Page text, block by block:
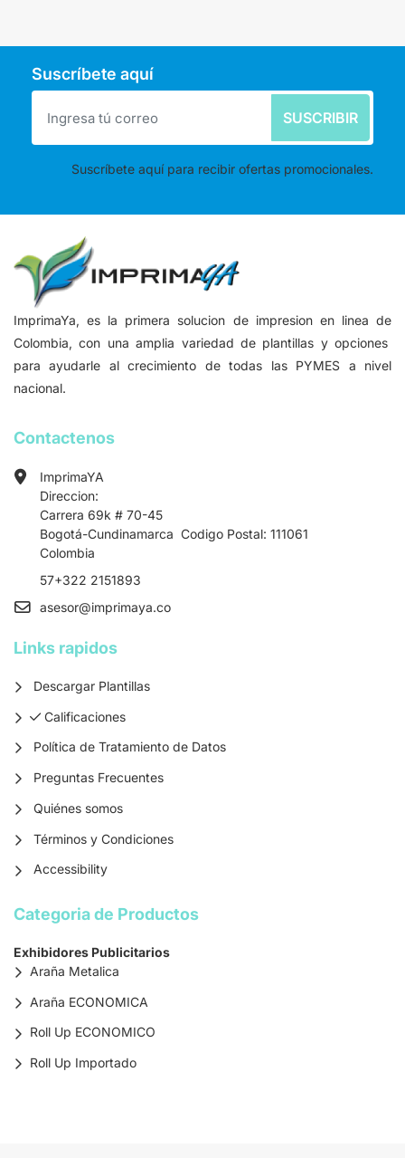
Suscríbete aquí
SUSCRIBIR
Suscríbete aquí para recibir ofertas promocionales.
ImprimaYa, es la primera solucion de impresion en linea de
Colombia, con una amplia variedad de plantillas y opciones
para ayudarle al crecimiento de todas las PYMES a nivel
nacional.
Contactenos
ImprimaYA
Direccion:
Carrera 69k # 70-45
Bogotá-Cundinamarca Codigo Postal: 111061
Colombia
57+322 2151893
asesor@imprimaya.co
Links rapidos
Descargar Plantillas
Calificaciones
Calificaciones
Política de Tratamiento de Datos
Preguntas Frecuentes
Quiénes somos
Términos y Condiciones
Accessibility
Categoria de Productos
Exhibidores Publicitarios
Araña Metalica
Araña ECONOMICA
Roll Up ECONOMICO
Roll Up Importado